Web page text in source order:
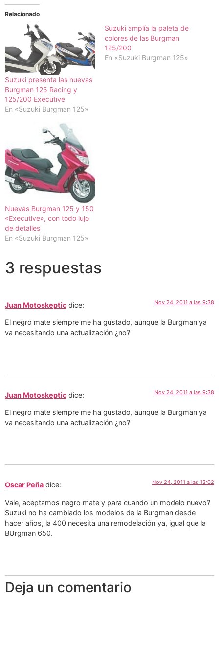
Relacionado
Suzuki presenta las nuevas
Burgman 125 Racing y
125/200 Executive
En «Suzuki Burgman 125»
Suzuki amplía la paleta de
colores de las Burgman
125/200
En «Suzuki Burgman 125»
Nuevas Burgman 125 y 150
«Executive», con todo lujo
de detalles
En «Suzuki Burgman 125»
3 respuestas
Juan Motoskeptic dice: Nov 24, 2011 a las 9:38
El negro mate siempre me ha gustado, aunque la Burgman ya
va necesitando una actualización ¿no?
Juan Motoskeptic dice: Nov 24, 2011 a las 9:38
El negro mate siempre me ha gustado, aunque la Burgman ya
va necesitando una actualización ¿no?
Oscar Peña dice: Nov 24, 2011 a las 13:02
Vale, aceptamos negro mate y para cuando un modelo nuevo?
Suzuki no ha cambiado los modelos de la Burgman desde
hacer años, la 400 necesita una remodelación ya, igual que la
BUrgman 650.
Deja un comentario